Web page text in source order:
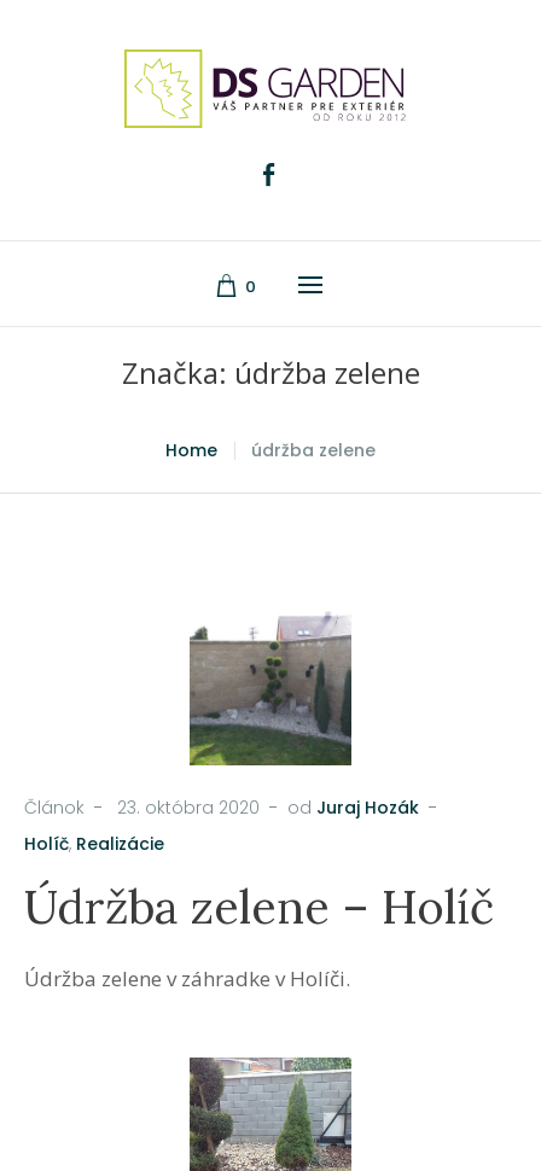
0
Značka: údržba zelene
Home údržba zelene
Článok 23. októbra 2020 od Juraj Hozák
Holíč, Realizácie
Údržba zelene – Holíč
Údržba zelene v záhradke v Holíči.